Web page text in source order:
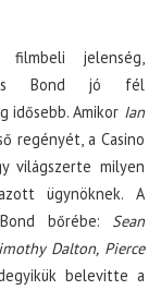
filmbeli jelenség,
Bond jó fél
idősebb. Amikor Ian
regényét, a Casino
világszerte milyen
ügynöknek. A
bőrébe: Sean
Dalton, Pierce
belevitte a